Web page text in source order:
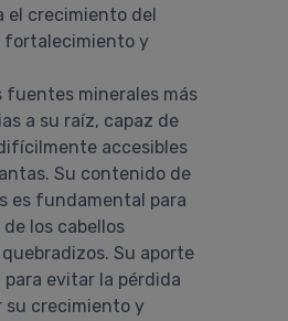
el crecimiento del
fortalecimiento y
fuentes minerales más
a su raíz, capaz de
accesibles
Su contenido de
es fundamental para
los cabellos
Su aporte
evitar la pérdida
su crecimiento y